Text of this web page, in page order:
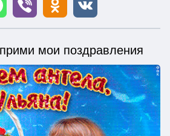
мои поздравления